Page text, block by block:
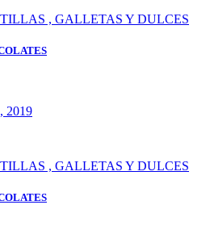
, GALLETAS Y DULCES
2019
, GALLETAS Y DULCES